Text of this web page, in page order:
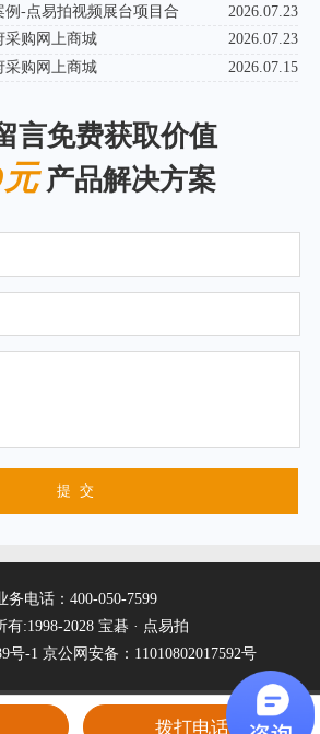
-点易拍视频展台项目合
2026.07.23
采购网上商城
2026.07.23
采购网上商城
2026.07.15
言免费获取价值
产品解决方案
务电话：400-050-7599
有:1998-2028 宝碁 · 点易拍
号-1 京公网安备：11010802017592号
拨打电话